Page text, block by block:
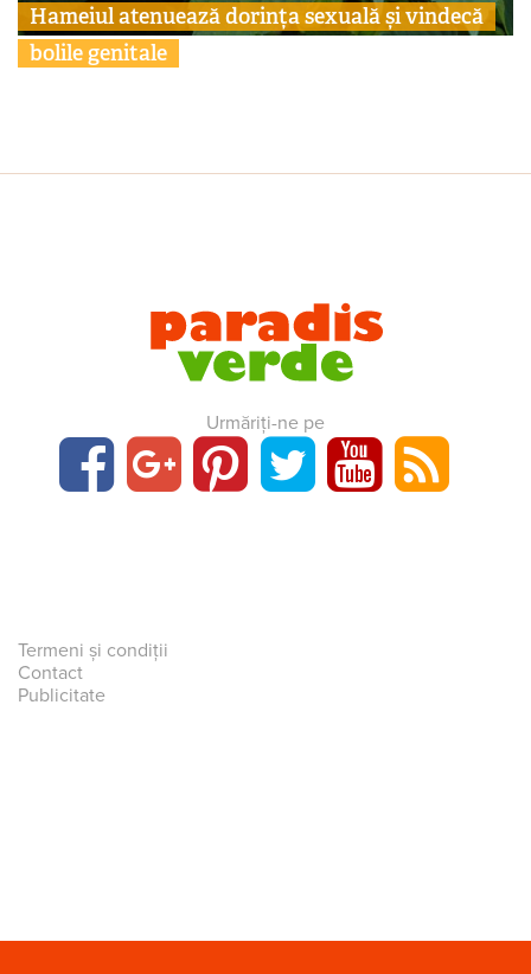
Hameiul atenuează dorința sexuală și vindecă
bolile genitale
Urmăriți-ne pe
Termeni și condiții
Contact
Publicitate